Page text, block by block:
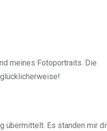
meines Fotoportraits. Die
übermittelt. Es standen mir